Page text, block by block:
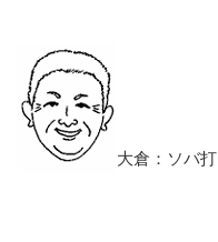
大倉：ソバ